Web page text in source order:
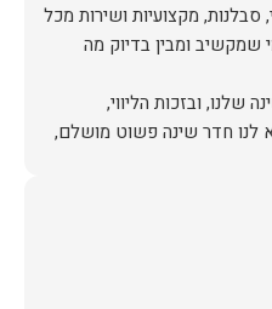
מקצועיות ושירות מכל
ומבין בדיוק מה
שלנו, ובזכות הליווי,
לנו חדר שינה פשוט מושלם,
ממליצים מכל הלב לכל מי